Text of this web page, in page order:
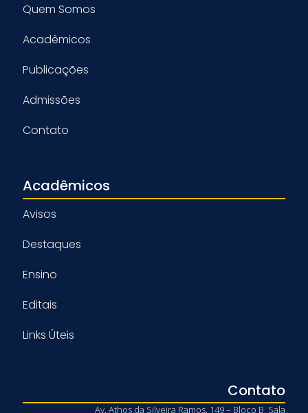
Quem Somos
Acadêmicos
Publicações
Admissões
Contato
Acadêmicos
Avisos
Destaques
Ensino
Editais
Links Úteis
Contato
Av. Athos da Silveira Ramos, 149 – Bloco B, Sala